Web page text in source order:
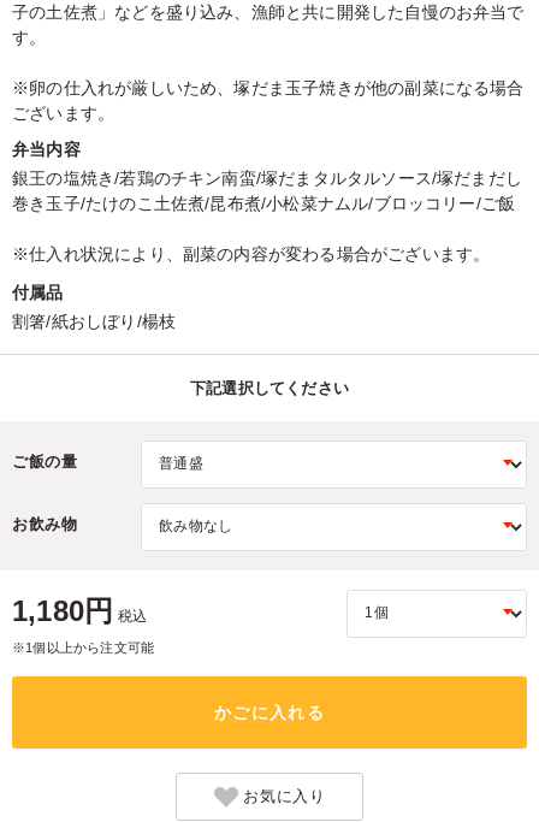
子の土佐煮」などを盛り込み、漁師と共に開発した自慢のお弁当で
す。
※卵の仕入れが厳しいため、塚だま玉子焼きが他の副菜になる場合
ございます。
弁当内容
銀王の塩焼き/若鶏のチキン南蛮/塚だまタルタルソース/塚だまだし
巻き玉子/たけのこ土佐煮/昆布煮/小松菜ナムル/ブロッコリー/ご飯
※仕入れ状況により、副菜の内容が変わる場合がございます。
付属品
割箸/紙おしぼり/楊枝
下記選択してください
ご飯の量
お飲み物
1,180円 税込
※1個以上から注文可能
かごに入れる
お気に入り